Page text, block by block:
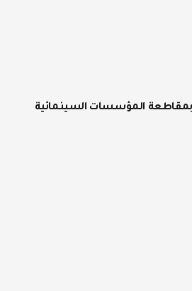
بمقاطعة المؤسسات السينمائية